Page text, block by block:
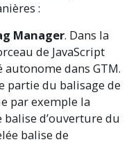
:
Manager. Dans la
de JavaScript
dans GTM.
partie du balisage de
par exemple la
balise d’ouverture du
balise de